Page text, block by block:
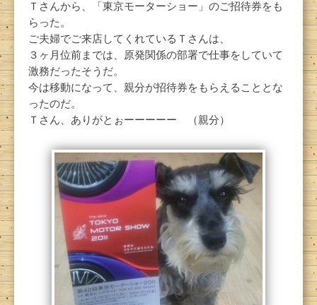
Ｔさんから、「東京モーターショー」のご招待券をも
らった。
ご夫婦でご来店してくれているＴさんは、
３ヶ月位前までは、原発関係の部署で仕事をしていて
激務だったそうだ。
今は移動になって、親分が招待券をもらえることとな
ったのだ。
Ｔさん、ありがとぉーーーーー （親分）